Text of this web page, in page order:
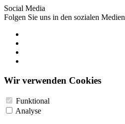
Social Media
Folgen Sie uns in den sozialen Medien
Wir verwenden Cookies
Funktional
Analyse